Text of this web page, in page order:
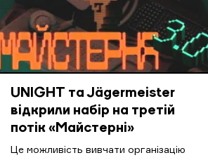
UNIGHT та Jägermeister
відкрили набір на третій
потік «Майстерні»
Це можливість вивчати організацію